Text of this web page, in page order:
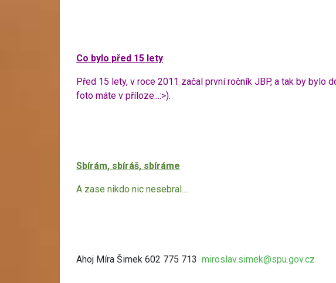
Co bylo před 15 lety
Před 15 lety, v roce 2011 začal první ročník JBP, a tak by bylo
foto máte v příloze...:>).
Sbírám, sbíráš, sbíráme
A zase nikdo nic nesebral....
Ahoj Míra Šimek 602 775 713 miroslav.simek@spu.gov.cz